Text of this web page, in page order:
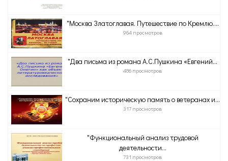
"Москва Златоглавая. Путешествие по Кремлю....
964 просмотров
"Два письма из романа А.С.Пушкина «Евгений...
486 просмотров
"Сохраним историческую память о ветеранах и...
317 просмотров
"Функциональный анализ трудовой
деятельности...
731 просмотров